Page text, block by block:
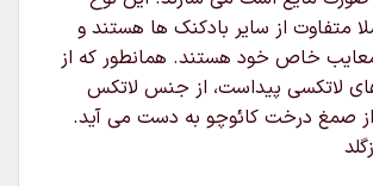
متفاوت از سایر بادکنک ها هستند و
معایب خاص خود هستند. همانطور که از
لاتکسی پیداست، از جنس لاتکس
صمغ درخت کائوچو به دست می آید.